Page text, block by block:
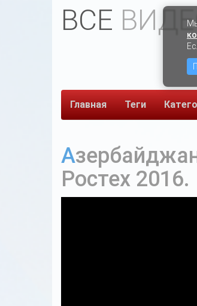
ВСЕ
Главная Теги
Азербайджан. Фестиваль фейерверков
Ростех 2016.